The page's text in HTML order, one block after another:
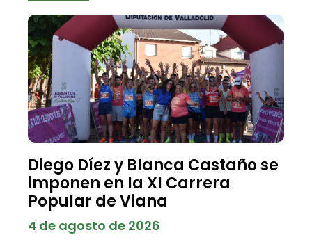
Diego Díez y Blanca Castaño se
imponen en la XI Carrera
Popular de Viana
4 de agosto de 2026